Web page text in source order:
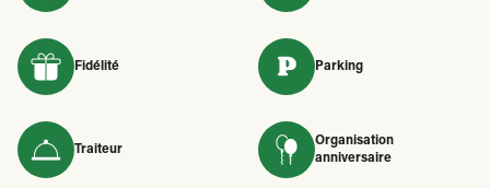
Fidélité Parking
Traiteur
Organisation
anniversaire